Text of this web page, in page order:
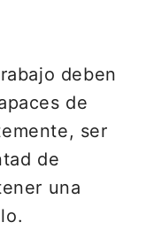
deben
de
ser
de
una